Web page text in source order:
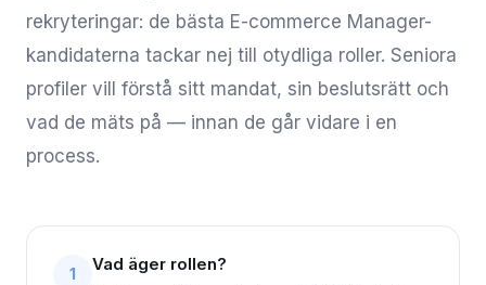
rekryteringar: de bästa E-commerce Manager-
kandidaterna tackar nej till otydliga roller. Seniora
profiler vill förstå sitt mandat, sin beslutsrätt och
vad de mäts på — innan de går vidare i en
process.
1 Vad äger rollen?